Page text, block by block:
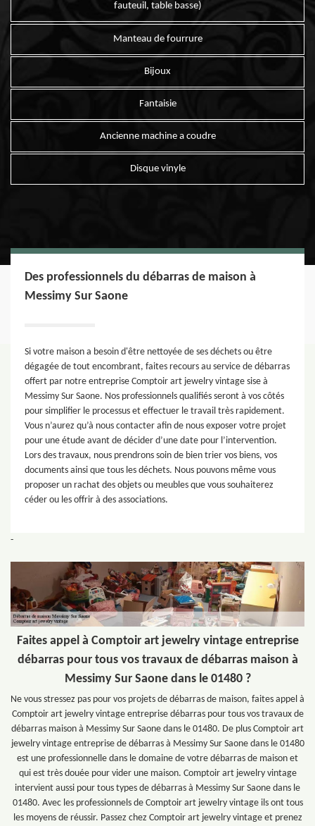
fauteuil, table basse)
Manteau de fourrure
Bijoux
Fantaisie
Ancienne machine a coudre
Disque vinyle
Des professionnels du débarras de maison à
Messimy Sur Saone
Si votre maison a besoin d'être nettoyée de ses déchets ou être
dégagée de tout encombrant, faites recours au service de débarras
offert par notre entreprise Comptoir art jewelry vintage sise à
Messimy Sur Saone. Nos professionnels qualifiés seront à vos côtés
pour simplifier le processus et effectuer le travail très rapidement.
Vous n’aurez qu’à nous contacter afin de nous exposer votre projet
pour une étude avant de décider d’une date pour l’intervention.
Lors des travaux, nous prendrons soin de bien trier vos biens, vos
documents ainsi que tous les déchets. Nous pouvons même vous
proposer un rachat des objets ou meubles que vous souhaiterez
céder ou les offrir à des associations.
-
Faites appel à Comptoir art jewelry vintage entreprise
débarras pour tous vos travaux de débarras maison à
Messimy Sur Saone dans le 01480 ?
Ne vous stressez pas pour vos projets de débarras de maison, faites appel à
Comptoir art jewelry vintage entreprise débarras pour tous vos travaux de
débarras maison à Messimy Sur Saone dans le 01480. De plus Comptoir art
jewelry vintage entreprise de débarras à Messimy Sur Saone dans le 01480
est une professionnelle dans le domaine de votre débarras de maison et
qui est très douée pour vider une maison. Comptoir art jewelry vintage
intervient aussi pour tous types de débarras à Messimy Sur Saone dans le
01480. Avec les professionnels de Comptoir art jewelry vintage ils ont tous
les moyens de réussir. Passez chez Comptoir art jewelry vintage et prenez